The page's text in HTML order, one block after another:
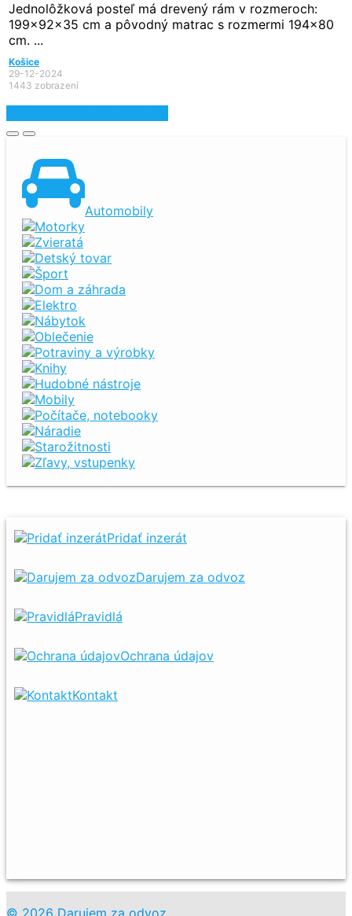
Jednolôžková posteľ má drevený rám v rozmeroch:
199x92x35 cm a pôvodný matrac s rozmermi 194x80
cm. ...
Košice
29-12-2024
1443 zobrazení
Automobily
Motorky
Zvieratá
Detský tovar
Šport
Dom a záhrada
Elektro
Nábytok
Oblečenie
Potraviny a výrobky
Knihy
Hudobné nástroje
Mobily
Počítače, notebooky
Náradie
Starožitnosti
Zľavy, vstupenky
Pridať inzerát
Darujem za odvoz
Pravidlá
Ochrana údajov
Kontakt
© 2026 Darujem za odvoz